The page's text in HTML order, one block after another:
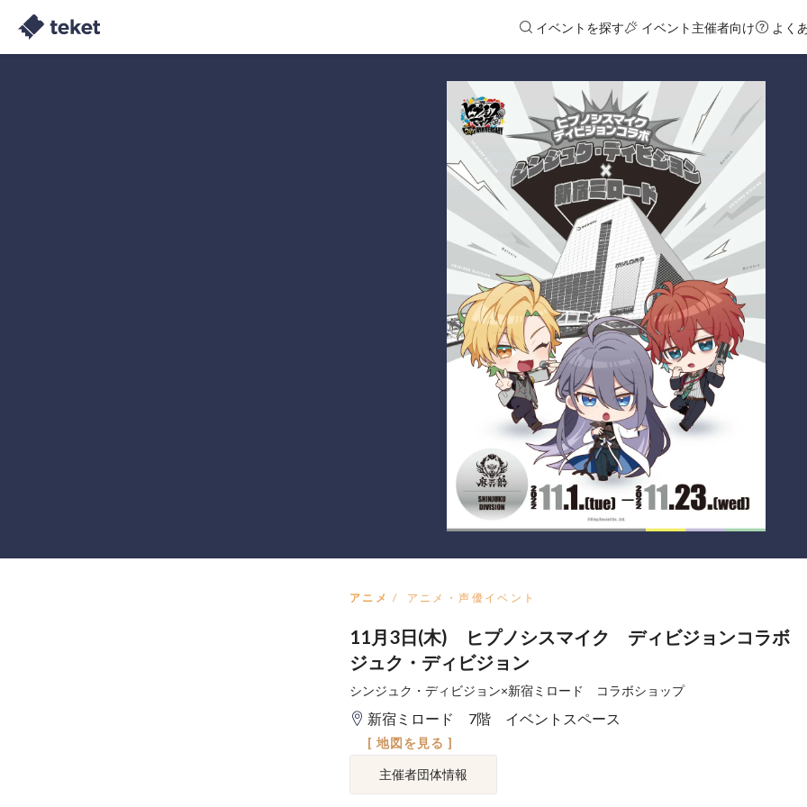
イベントを探す イベント主催者向け よく
アニメ アニメ・声優イベント
11月3日(木) ヒプノシスマイク ディビジョンコラボ
ジュク・ディビジョン
シンジュク・ディビジョン×新宿ミロード コラボショップ
新宿ミロード 7階 イベントスペース
[ 地図を見る ]
主催者団体情報